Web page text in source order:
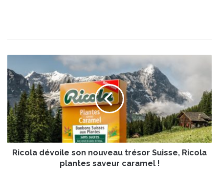
i
c
o
l
a
d
é
v
Ricola dévoile son nouveau trésor Suisse, Ricola
plantes saveur caramel !